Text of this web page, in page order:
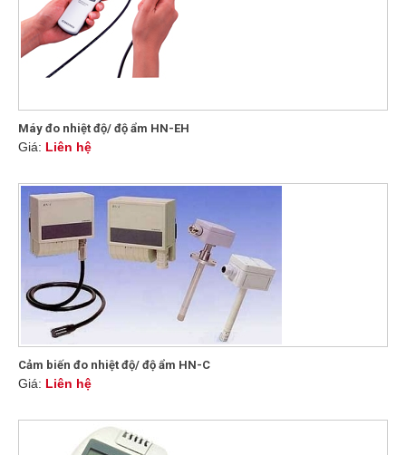
Máy đo nhiệt độ/ độ ẩm HN-EH
Giá: Liên hệ
Cảm biến đo nhiệt độ/ độ ẩm HN-C
Giá: Liên hệ